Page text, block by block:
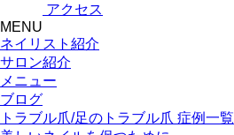
アクセス
MENU
ネイリスト紹介
サロン紹介
メニュー
ブログ
トラブル爪/足のトラブル爪 症例一覧